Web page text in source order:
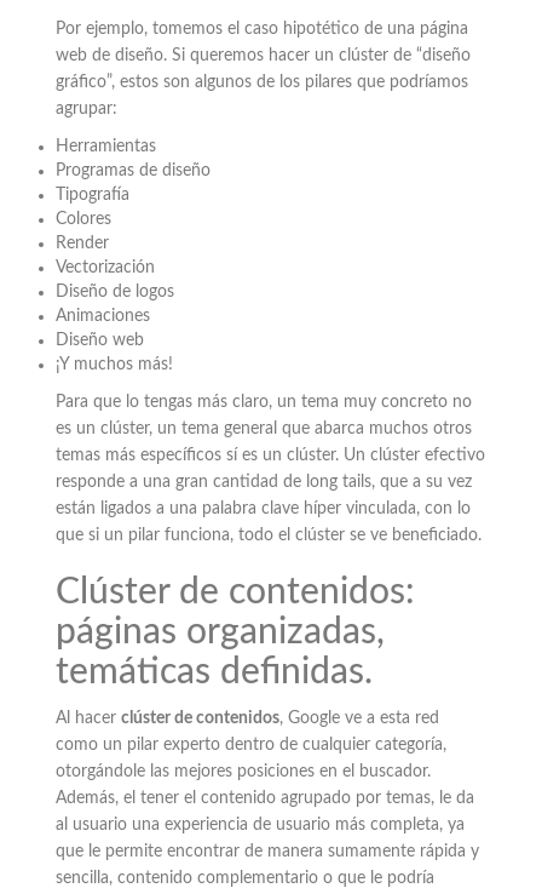
Por ejemplo, tomemos el caso hipotético de una página
web de diseño. Si queremos hacer un clúster de “diseño
gráfico”, estos son algunos de los pilares que podríamos
agrupar:
Herramientas
Programas de diseño
Tipografía
Colores
Render
Vectorización
Diseño de logos
Animaciones
Diseño web
¡Y muchos más!
Para que lo tengas más claro, un tema muy concreto no
es un clúster, un tema general que abarca muchos otros
temas más específicos sí es un clúster. Un clúster efectivo
responde a una gran cantidad de long tails, que a su vez
están ligados a una palabra clave híper vinculada, con lo
que si un pilar funciona, todo el clúster se ve beneficiado.
Clúster de contenidos:
páginas organizadas,
temáticas definidas.
Al hacerclúster de contenidos, Google ve a esta red
como un pilar experto dentro de cualquier categoría,
otorgándole las mejores posiciones en el buscador.
Además, el tener el contenido agrupado por temas, le da
al usuario una experiencia de usuario más completa, ya
que le permite encontrar de manera sumamente rápida y
sencilla, contenido complementario o que le podría